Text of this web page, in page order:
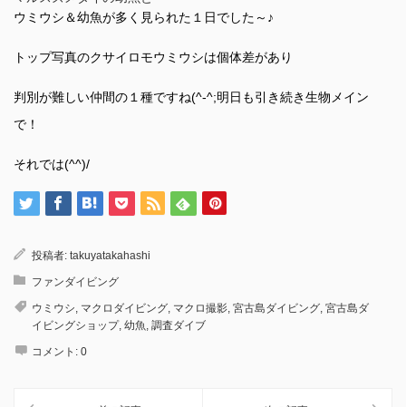
ウミウシ＆幼魚が多く見られた１日でした～♪
トップ写真のクサイロモウミウシは個体差があり
判別が難しい仲間の１種ですね(^-^;明日も引き続き生物メイン
で！
それでは(^^)/
投稿者: takuyatakahashi
ファンダイビング
ウミウシ, マクロダイビング, マクロ撮影, 宮古島ダイビング, 宮古島ダ
イビングショップ, 幼魚, 調査ダイブ
コメント: 0